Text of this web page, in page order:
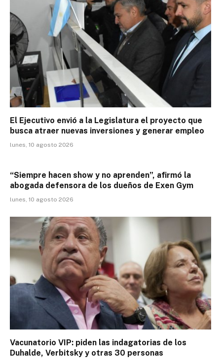
El Ejecutivo envió a la Legislatura el proyecto que
busca atraer nuevas inversiones y generar empleo
lunes, 10 agosto 2026
“Siempre hacen show y no aprenden”, afirmó la
abogada defensora de los dueños de Exen Gym
lunes, 10 agosto 2026
Vacunatorio VIP: piden las indagatorias de los
Duhalde, Verbitsky y otras 30 personas